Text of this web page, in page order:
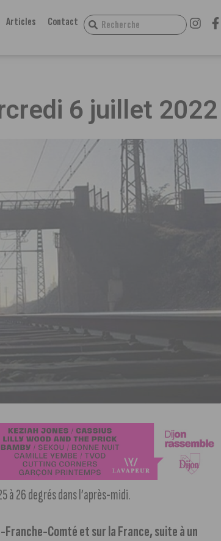
Articles Contact
6 juillet 2022
à 26 degrés dans l’après-midi.
Comté et sur la France, suite à un